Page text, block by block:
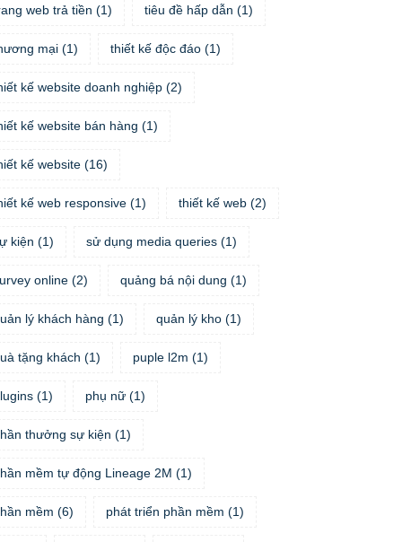
web trả tiền (1) tiêu đề hấp dẫn (1)
mại (1) thiết kế độc đáo (1)
kế website doanh nghiệp (2)
kế website bán hàng (1)
kế website (16)
kế web responsive (1) thiết kế web (2)
kiện (1) sử dụng media queries (1)
online (2) quảng bá nội dung (1)
lý khách hàng (1) quản lý kho (1)
tặng khách (1) puple l2m (1)
(1) phụ nữ (1)
thưởng sự kiện (1)
mềm tự động Lineage 2M (1)
mềm (6) phát triển phần mềm (1)